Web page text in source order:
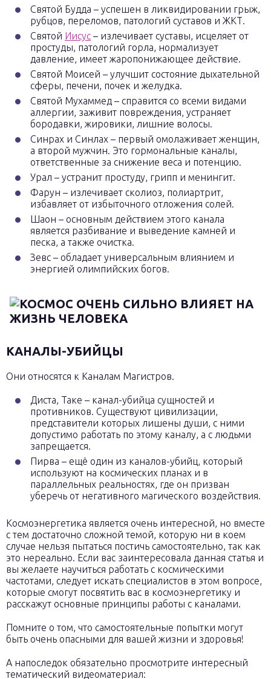
Святой Будда – успешен в ликвидировании грыж,
рубцов, переломов, патологий суставов и ЖКТ.
Святой Иисус – излечивает суставы, исцеляет от
простуды, патологий горла, нормализует
давление, имеет жаропонижающее действие.
Святой Моисей – улучшит состояние дыхательной
сферы, печени, почек и желудка.
Святой Мухаммед – справится со всеми видами
аллергии, заживит повреждения, устраняет
бородавки, жировики, лишние волосы.
Синрах и Синлах – первый омолаживает женщин,
а второй мужчин. Это гормональные каналы,
ответственные за снижение веса и потенцию.
Урал – устранит простуду, грипп и менингит.
Фарун – излечивает сколиоз, полиартрит,
избавляет от избыточного отложения солей.
Шаон – основным действием этого канала
является разбивание и выведение камней и
песка, а также очистка.
Зевс – обладает универсальным влиянием и
энергией олимпийских богов.
КАНАЛЫ-УБИЙЦЫ
Они относятся к Каналам Магистров.
Диста, Таке – канал-убийца сущностей и
противников. Существуют цивилизации,
представители которых лишены души, с ними
допустимо работать по этому каналу, а с людьми
запрещается.
Пирва – ещё один из каналов-убийц, который
используют на космических планах и в
параллельных реальностях, где он призван
уберечь от негативного магического воздействия.
Космоэнергетика является очень интересной, но вместе
с тем достаточно сложной темой, которую ни в коем
случае нельзя пытаться постичь самостоятельно, так как
это нереально. Если вас заинтересовала данная статья и
вы желаете научиться работать с космическими
частотами, следует искать специалистов в этом вопросе,
которые смогут посвятить вас в космоэнергетику и
расскажут основные принципы работы с каналами.
Помните о том, что самостоятельные попытки могут
быть очень опасными для вашей жизни и здоровья!
А напоследок обязательно просмотрите интересный
тематический видеоматериал: